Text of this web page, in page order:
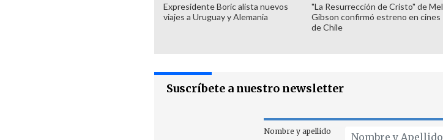
Expresidente Boric alista nuevos
viajes a Uruguay y Alemania
"La Resurrección de Cristo" de Mel
Gibson confirmó estreno en cines
de Chile
Suscríbete a nuestro newsletter
Nombre y apellido